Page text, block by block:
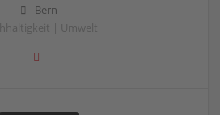
Bern
| Umwelt